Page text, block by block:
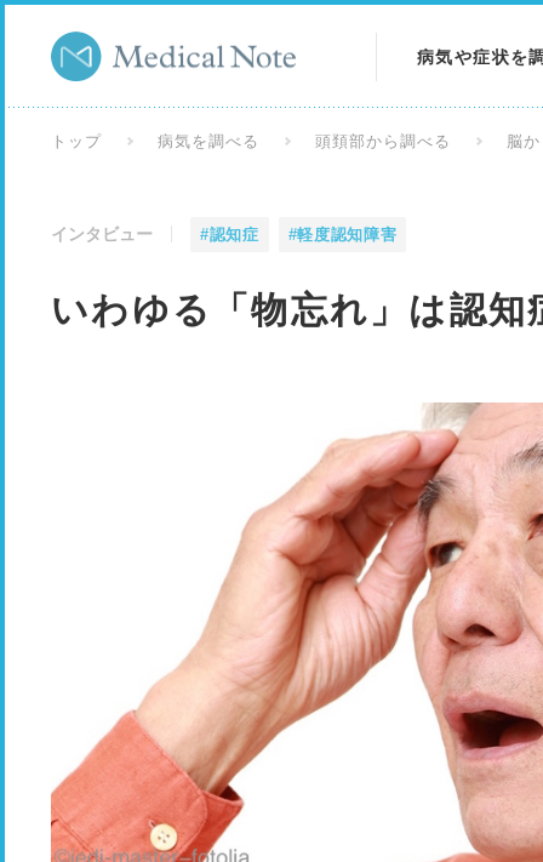
病気や症状を
トップ 病気を調べる 頭頚部から調べる 脳
インタビュー #認知症 #軽度認知障害
いわゆる「物忘れ」は認